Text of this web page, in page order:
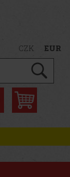
CZK EUR